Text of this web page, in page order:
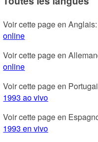
Voir cette page en Anglais:
online
Voir cette page en
online
Voir cette page en
1993 ao vivo
Voir cette page en
1993 en vivo